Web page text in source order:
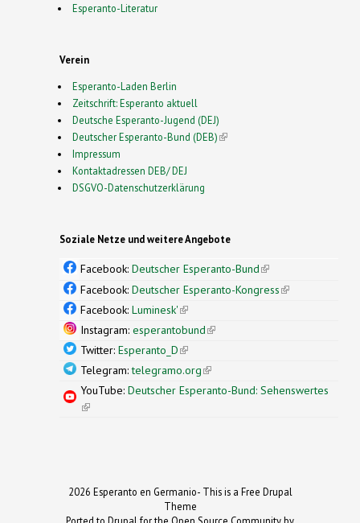
Esperanto-Literatur
Verein
Esperanto-Laden Berlin
Zeitschrift: Esperanto aktuell
Deutsche Esperanto-Jugend (DEJ)
Deutscher Esperanto-Bund (DEB)(link is external)
Impressum
Kontaktadressen DEB/ DEJ
DSGVO-Datenschutzerklärung
Soziale Netze und weitere Angebote
Facebook: Deutscher Esperanto-Bund(link is
external)
Facebook: Deutscher Esperanto-Kongress(link is
Facebook: Luminesk'(link is external)
Instagram: esperantobund(link is external)
Twitter: Esperanto_D(link is external)
Telegram:telegramo.org(link is external)
YouTube: Deutscher Esperanto-Bund: Sehenswertes
(link is external)
2026 Esperanto en Germanio- This is a Free Drupal
Theme
Ported to Drupal for the Open Source Community by